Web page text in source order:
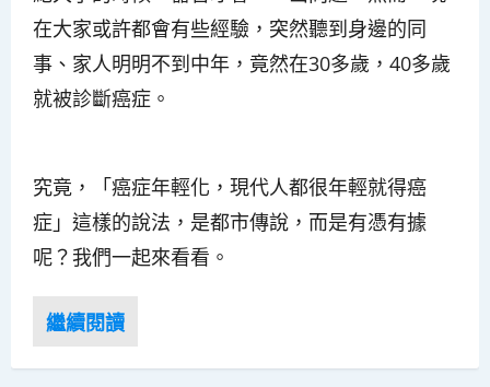
在大家或許都會有些經驗，突然聽到身邊的同
事、家人明明不到中年，竟然在30多歲，40多歲
就被診斷癌症。
究竟，「癌症年輕化，現代人都很年輕就得癌
症」這樣的說法，是都市傳說，而是有憑有據
呢？我們一起來看看。